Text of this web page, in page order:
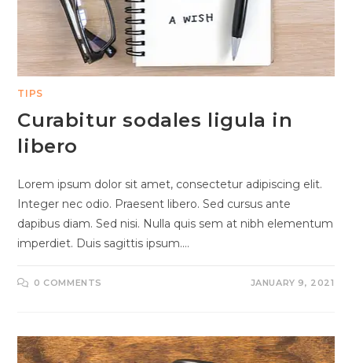
TIPS
Curabitur sodales ligula in
libero
Lorem ipsum dolor sit amet, consectetur adipiscing elit.
Integer nec odio. Praesent libero. Sed cursus ante
dapibus diam. Sed nisi. Nulla quis sem at nibh elementum
imperdiet. Duis sagittis ipsum.…
0 COMMENTS JANUARY 9, 2021